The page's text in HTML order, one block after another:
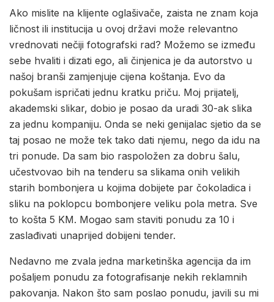
Ako mislite na klijente oglašivače, zaista ne znam koja
ličnost ili institucija u ovoj državi može relevantno
vrednovati nečiji fotografski rad? Možemo se između
sebe hvaliti i dizati ego, ali činjenica je da autorstvo u
našoj branši zamjenjuje cijena koštanja. Evo da
pokušam ispričati jednu kratku priču. Moj prijatelj,
akademski slikar, dobio je posao da uradi 30-ak slika
za jednu kompaniju. Onda se neki genijalac sjetio da se
taj posao ne može tek tako dati njemu, nego da idu na
tri ponude. Da sam bio raspoložen za dobru šalu,
učestvovao bih na tenderu sa slikama onih velikih
starih bombonjera u kojima dobijete par čokoladica i
sliku na poklopcu bombonjere veliku pola metra. Sve
to košta 5 KM. Mogao sam staviti ponudu za 10 i
zaslađivati unaprijed dobijeni tender.
Nedavno me zvala jedna marketinška agencija da im
pošaljem ponudu za fotografisanje nekih reklamnih
pakovanja. Nakon što sam poslao ponudu, javili su mi